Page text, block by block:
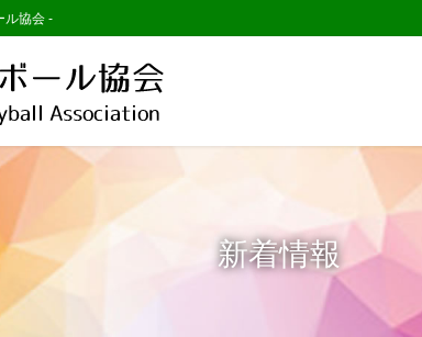
ル協会 -
新着情報